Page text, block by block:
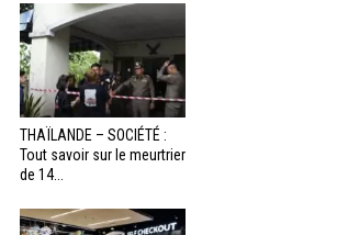
THAÏLANDE – SOCIÉTÉ :
Tout savoir sur le meurtrier
de 14...